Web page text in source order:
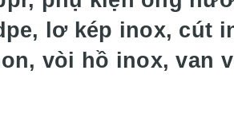
lơ kép inox, cút
vòi hồ inox, van